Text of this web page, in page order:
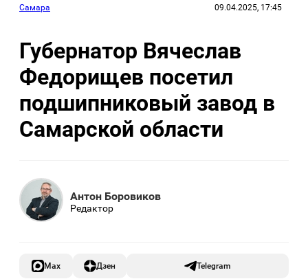
Самара 09.04.2025, 17:45
Губернатор Вячеслав
Федорищев посетил
подшипниковый завод в
Самарской области
Антон Боровиков
Редактор
Max Дзен Telegram